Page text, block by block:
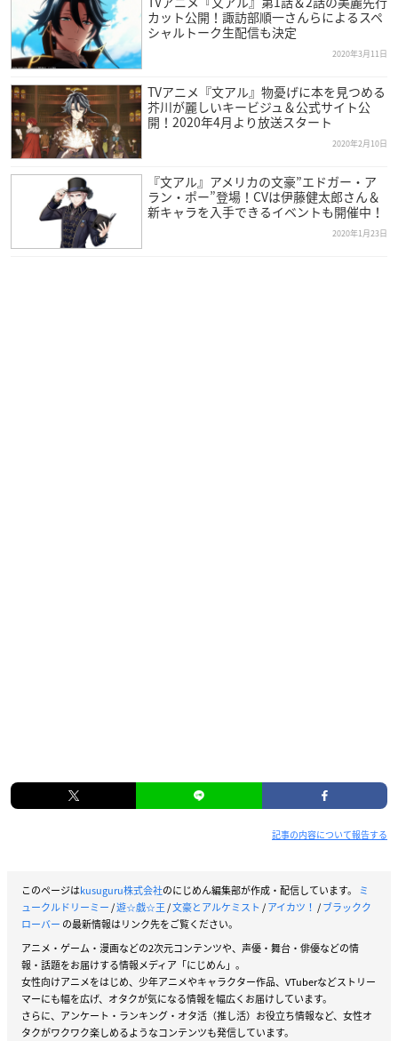
カット公開！諏訪部順一さんらによるスペ
シャルトーク生配信も決定
2020年3月11日
TVアニメ『文アル』物憂げに本を見つめる
芥川が麗しいキービジュ＆公式サイト公
開！2020年4月より放送スタート
2020年2月10日
『文アル』アメリカの文豪”エドガー・ア
ラン・ポー”登場！CVは伊藤健太郎さん＆
新キャラを入手できるイベントも開催中！
2020年1月23日
記事の内容について報告する
このページはkusuguru株式会社のにじめん編集部が作成・配信しています。
ミ
ュークルドリーミー/遊☆戯☆王/文豪とアルケミスト /アイカツ！ /ブラックク
ローバー の最新情報はリンク先をご覧ください。
アニメ・ゲーム・漫画などの2次元コンテンツや、声優・舞台・俳優などの情
報・話題をお届けする情報メディア「にじめん」。
女性向けアニメをはじめ、少年アニメやキャラクター作品、VTuberなどストリー
マーにも幅を広げ、オタクが気になる情報を幅広くお届けしています。
さらに、アンケート・ランキング・オタ活（推し活）お役立ち情報など、女性オ
タクがワクワク楽しめるようなコンテンツも発信しています。